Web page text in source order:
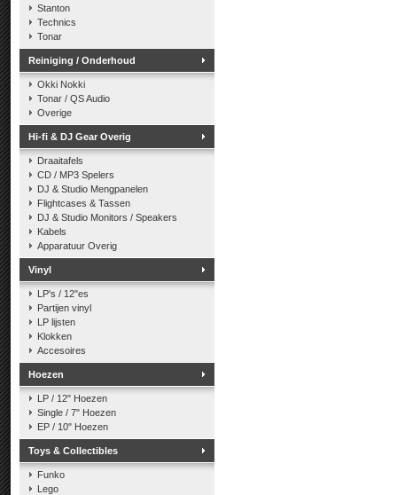
Stanton
Technics
Tonar
Reiniging / Onderhoud
Okki Nokki
Tonar / QS Audio
Overige
Hi-fi & DJ Gear Overig
Draaitafels
CD / MP3 Spelers
DJ & Studio Mengpanelen
Flightcases & Tassen
DJ & Studio Monitors / Speakers
Kabels
Apparatuur Overig
Vinyl
LP's / 12"es
Partijen vinyl
LP lijsten
Klokken
Accesoires
Hoezen
LP / 12" Hoezen
Single / 7" Hoezen
EP / 10" Hoezen
Toys & Collectibles
Funko
Lego